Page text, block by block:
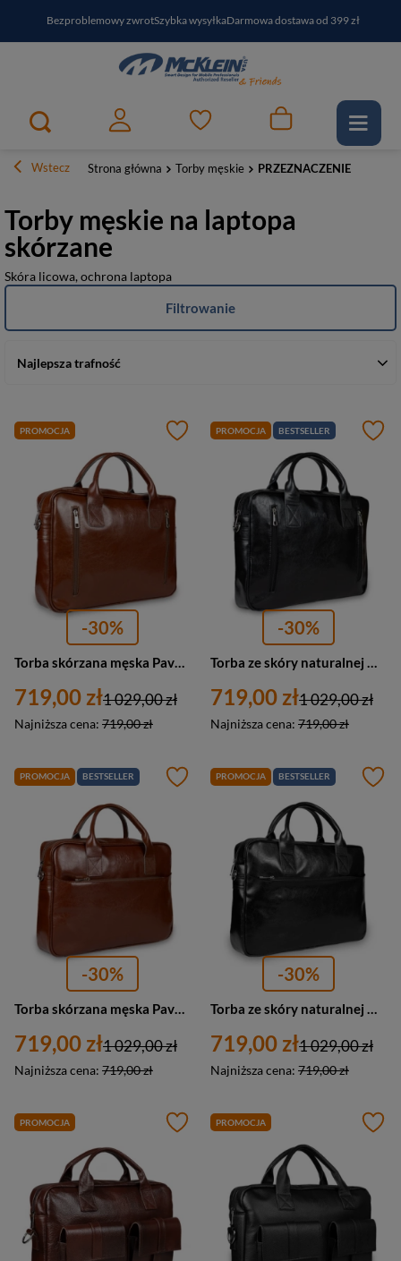
Bezproblemowy zwrotSzybka wysyłkaDarmowa dostawa od 399 zł
PayPo - kup i zapłać za30 dniZapisz się do newslettera i odbierz RABAT
Wstecz Strona główna Torby męskie PRZEZNACZENIE
Torby męskie na laptopa
skórzane
Skóra licowa, ochrona laptopa
Najlepsza trafność
Filtrowanie
PROMOCJA
-30%
Torba skórzana męska Pavone Nero Sorrento 2348 BR na laptopa A4 brązowa
719,00 zł
Najniższa cena: 719,00 zł
1 029,00 zł
PROMOCJA BESTSELLER
-30%
Torba ze skóry naturalnej męska Pavone Nero Sorrento 2355 na laptopa A4 czarna
719,00 zł
Najniższa cena: 719,00 zł
1 029,00 zł
PROMOCJA BESTSELLER
-30%
719,00 zł
Najniższa cena: 719,00 zł
1 029,00 zł
PROMOCJA BESTSELLER
-30%
719,00 zł
Najniższa cena: 719,00 zł
1 029,00 zł
PROMOCJA PROMOCJA